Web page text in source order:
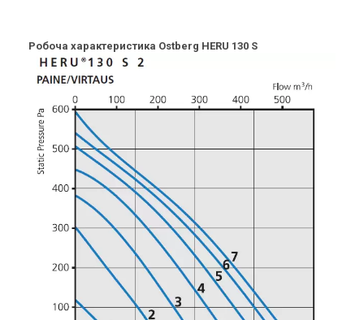
Робоча характеристика Ostberg HERU 130 S